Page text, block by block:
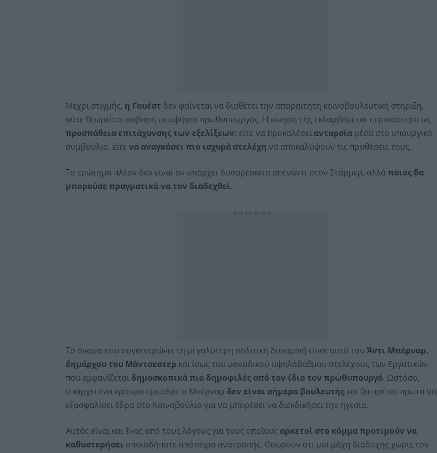
Μέχρι στιγμής, η Γουέστ δεν φαίνεται να διαθέτει την απαραίτητη κοινοβουλευτική στήριξη,
ούτε θεωρείται σοβαρή υποψήφια πρωθυπουργός. Η κίνησή της εκλαμβάνεται περισσότερο ως
προσπάθεια επιτάχυνσης των εξελίξεων: είτε να προκαλέσει ανταρσίαμέσα στο υπουργικό
συμβούλιο, είτε να αναγκάσει πιο ισχυρά στελέχη να αποκαλύψουν τις προθέσεις τους.
Το ερώτημα πλέον δεν είναι αν υπάρχει δυσαρέσκεια απέναντι στον Στάρμερ, αλλάποιος θα
μπορούσε πραγματικά να τον διαδεχθεί.
Το όνομα που συγκεντρώνει τη μεγαλύτερη πολιτική δυναμική είναι αυτό του Άντι Μπέρναμ,
δημάρχου του Μάντσεστερ και ίσως του μοναδικού υψηλόβαθμου στελέχους των Εργατικών
που εμφανίζεται δημοσκοπικά πιο δημοφιλές από τον ίδιο τον πρωθυπουργό. Ωστόσο,
υπάρχει ένα κρίσιμο εμπόδιο: ο Μπέρναμ δεν είναι σήμερα βουλευτήςκαι θα πρέπει πρώτα να
εξασφαλίσει έδρα στο Κοινοβούλιο για να μπορέσει να διεκδικήσει την ηγεσία.
Αυτός είναι και ένας από τους λόγους για τους οποίους αρκετοί στο κόμμα προτιμούν να
καθυστερήσει οποιαδήποτε απόπειρα ανατροπής. Θεωρούν ότι μια μάχη διαδοχής χωρίς τον